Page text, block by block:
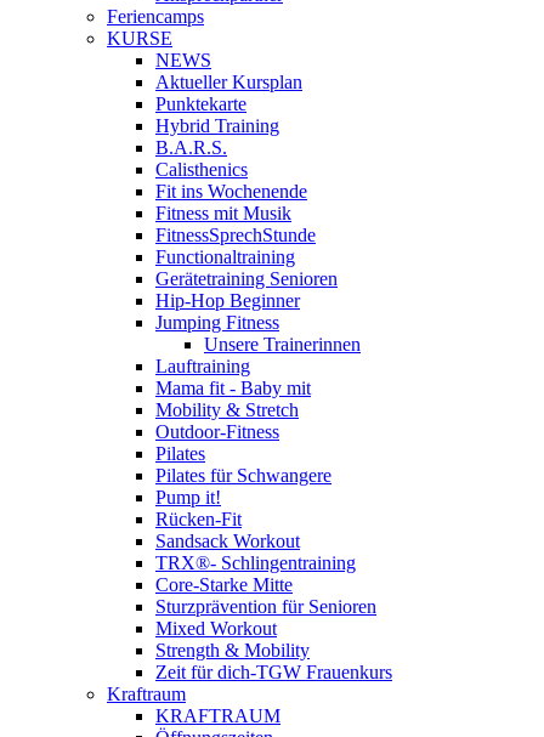
Feriencamps
KURSE
NEWS
Aktueller Kursplan
Punktekarte
Hybrid Training
B.A.R.S.
Calisthenics
Fit ins Wochenende
Fitness mit Musik
FitnessSprechStunde
Functionaltraining
Gerätetraining Senioren
Hip-Hop Beginner
Jumping Fitness
Unsere Trainerinnen
Lauftraining
Mama fit - Baby mit
Mobility & Stretch
Outdoor-Fitness
Pilates
Pilates für Schwangere
Pump it!
Rücken-Fit
Sandsack Workout
TRX®- Schlingentraining
Core-Starke Mitte
Sturzprävention für Senioren
Mixed Workout
Strength & Mobility
Zeit für dich-TGW Frauenkurs
Kraftraum
KRAFTRAUM